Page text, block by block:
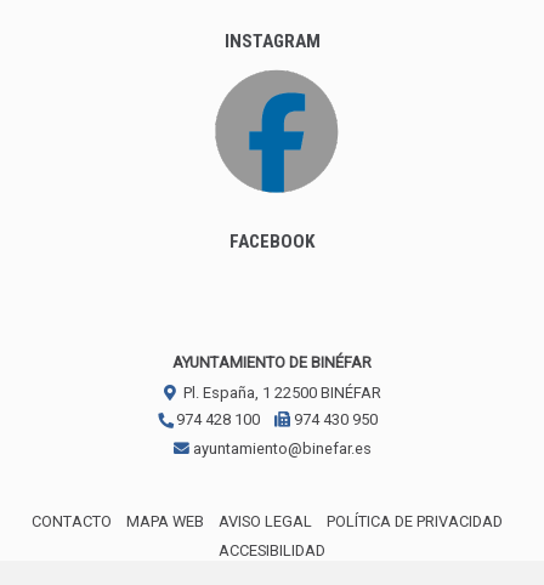
INSTAGRAM
FACEBOOK
AYUNTAMIENTO DE BINÉFAR
Pl. España, 1 22500 BINÉFAR
974 428 100
974 430 950
ayuntamiento@binefar.es
CONTACTO MAPA WEB AVISO LEGAL
POLÍTICA DE PRIVACIDAD
ACCESIBILIDAD